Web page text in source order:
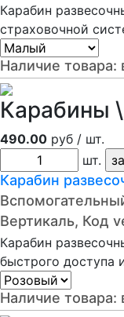
Карабин
страховочной
Наличие товара:
Карабины
490.00 руб / шт.
шт.
Карабин
Вертикаль, Код
Карабин
быстрого доступа
Наличие товара: